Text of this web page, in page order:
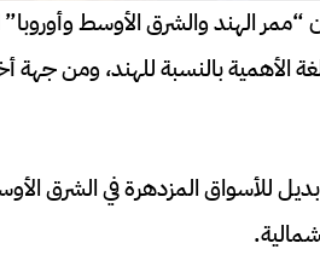
“ممر الهند والشرق الأوسط
الأهمية بالنسبة للهند، ومن جهة
للأسواق المزدهرة في الشرق